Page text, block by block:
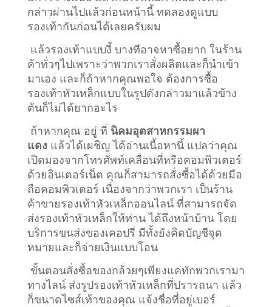
กล่าวผ่านไปแล้วก่อนหน้านี้ ทดลองดูแบบ
รองเท้ากันก่อนได้เลยครับผม
แล้วรองเท้าแบบงี้ บางทีอาจหาซื้อยาก ในร้าน
ค้าทั่วๆไปเพราะว่าพวกเราสั่งผลิตและก็นำเข้า
มาเอง และก็ถ้าหากคุณพอใจ ต้องการซื้อ
รองเท้าหัวเหล็กแบบในรูปดังกล่าวมาแล้วข้าง
ต้นก็ไม่ได้ยากอะไร
ถ้าหากคุณ อยู่ ที่ นิคมอุตสาหกรรมผา
แดง แล้วได้เผชิญ ได้อ่านเนื้อหานี้ แปลว่าคุณ
เปิดมองจากโทรศัพท์เคลื่อนที่หรือคอมพิวเตอร์
ด้วยอินเตอร์เน็ต คุณก็สามารถสั่งซื้อได้ด้วยมือ
ถือคอมพิวเตอร์ เนื่องจากว่าพวกเรา เป็นร้าน
ค้าขายรองเท้าหัวเหล็กออนไลน์ ที่สามารถจัด
ส่งรองเท้าหัวเหล็กให้ท่าน ได้ถึงหน้าบ้าน โดย
บริการขนส่งของเคอปรี่ มีทั้งยังคิดบัญชีจุด
หมายและก็จ่ายเงินแบบโอน
ขั้นตอนสั่งซื้อของกล้วยๆเพียงแค่ทักพวกเรามา
ทางไลน์ ส่งรูปรองเท้าหัวเหล็กที่ปรารถนา แล้ว
ก็ขนาดไซส์เท้าของคุณ แจ้งชื่อที่อยู่เบอร์